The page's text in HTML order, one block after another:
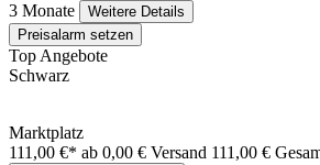
3 Monate
Weitere Details
Preisalarm setzen
Top Angebote
Schwarz
Marktplatz
111,00 €* ab 0,00 € Versand 111,00 €